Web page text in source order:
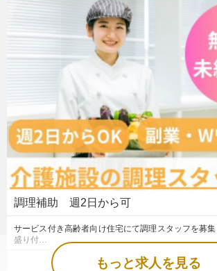
調理補助 週2日から可
サービス付き高齢者向け住宅にて調理スタッフを募集
盛り付…
もっと求人を見る